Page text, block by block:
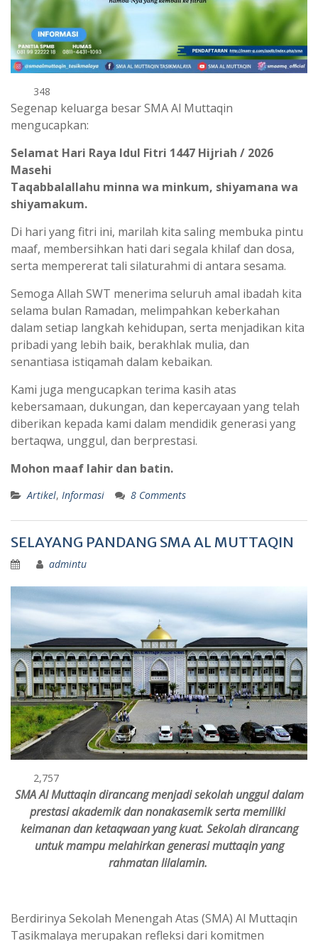
348
Segenap keluarga besar SMA Al Muttaqin
mengucapkan:
Selamat Hari Raya Idul Fitri 1447 Hijriah / 2026
Masehi
Taqabbalallahu minna wa minkum, shiyamana wa
shiyamakum.
Di hari yang fitri ini, marilah kita saling membuka pintu
maaf, membersihkan hati dari segala khilaf dan dosa,
serta mempererat tali silaturahmi di antara sesama.
Semoga Allah SWT menerima seluruh amal ibadah kita
selama bulan Ramadan, melimpahkan keberkahan
dalam setiap langkah kehidupan, serta menjadikan kita
pribadi yang lebih baik, berakhlak mulia, dan
senantiasa istiqamah dalam kebaikan.
Kami juga mengucapkan terima kasih atas
kebersamaan, dukungan, dan kepercayaan yang telah
diberikan kepada kami dalam mendidik generasi yang
bertaqwa, unggul, dan berprestasi.
Mohon maaf lahir dan batin.
Artikel, Informasi 8 Comments
SELAYANG PANDANG SMA AL MUTTAQIN
admintu
2,757
SMA Al Muttaqin dirancang menjadi sekolah unggul dalam
prestasi akademik dan nonakasemik serta memiliki
keimanan dan ketaqwaan yang kuat. Sekolah dirancang
untuk mampu melahirkan generasi muttaqin yang
rahmatan lilalamin.
Berdirinya Sekolah Menengah Atas (SMA) Al Muttaqin